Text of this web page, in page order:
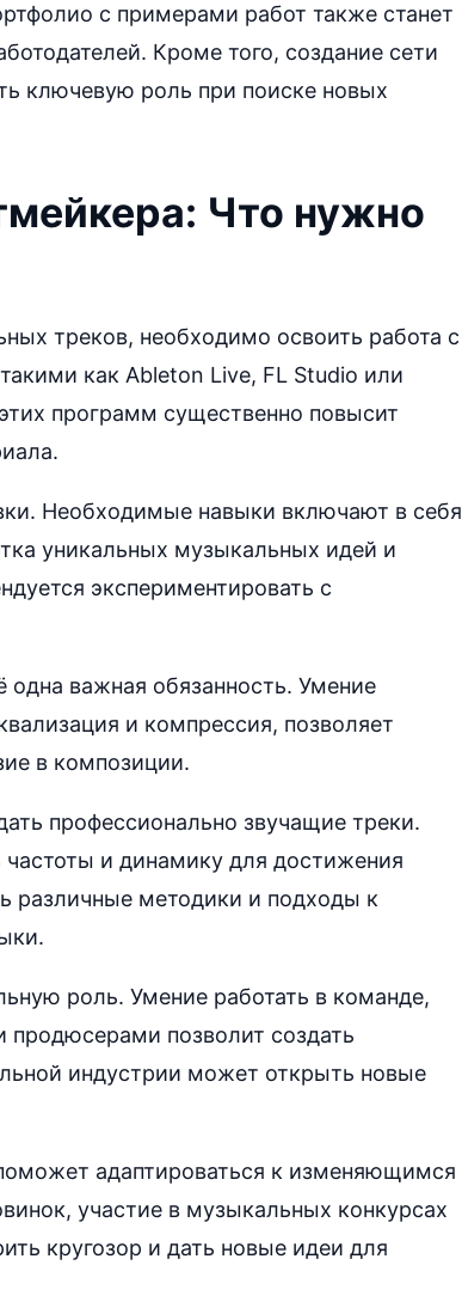
с примерами работ также станет
Кроме того, создание сети
ключевую роль при поиске новых
Что нужно
треков, необходимо освоить работа с
как Ableton Live, FL Studio или
программ существенно повысит
Необходимые навыки включают в себя
уникальных музыкальных идей и
экспериментировать с
важная обязанность. Умение
и компрессия, позволяет
в композиции.
профессионально звучащие треки.
и динамику для достижения
различные методики и подходы к
роль. Умение работать в команде,
продюсерами позволит создать
индустрии может открыть новые
адаптироваться к изменяющимся
участие в музыкальных конкурсах
кругозор и дать новые идеи для